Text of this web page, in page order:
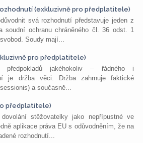
(exkluzivně pro předplatitele)
svá rozhodnutí představuje jeden z
soudní ochranu chráněného čl. 36 odst. 1
Soudy mají...
pro předplatitele)
předpokladů jakéhokoliv – řádného i
je držba věci. Držba zahrnuje faktické
a současně...
předplatitele)
stěžovatelky jako nepřípustné ve
aplikace práva EU s odůvodněním, že na
rozhodnutí...